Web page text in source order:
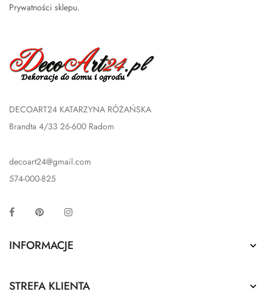
Prywatności sklepu.
DECOART24 KATARZYNA RÓŻAŃSKA
Brandta 4/33 26-600 Radom
decoart24@gmail.com
574-000-825
Facebook Pinterest
INFORMACJE 
STREFA KLIENTA 